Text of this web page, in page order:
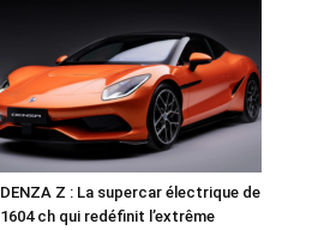
DENZA Z : La supercar électrique de
1604 ch qui redéfinit l’extrême